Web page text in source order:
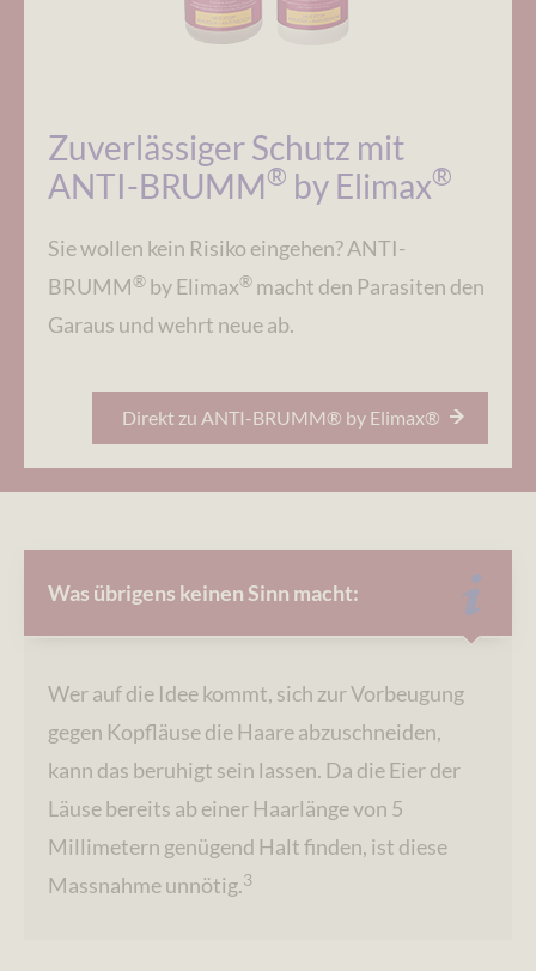
Zuverlässiger Schutz mit
ANTI-BRUMM® by Elimax®
Sie wollen kein Risiko eingehen? ANTI-
BRUMM® by Elimax® macht den Parasiten den
Garaus und wehrt neue ab.
Direkt zu ANTI-BRUMM® by Elimax®
Was übrigens keinen Sinn macht:
Wer auf die Idee kommt, sich zur Vorbeugung
gegen Kopfläuse die Haare abzuschneiden,
kann das beruhigt sein lassen. Da die Eier der
Läuse bereits ab einer Haarlänge von 5
Millimetern genügend Halt finden, ist diese
Massnahme unnötig.3